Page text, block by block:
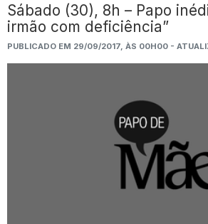
Sábado (30), 8h – Papo
irmão com deficiência”
PUBLICADO EM 29/09/2017, ÀS 00H00 -